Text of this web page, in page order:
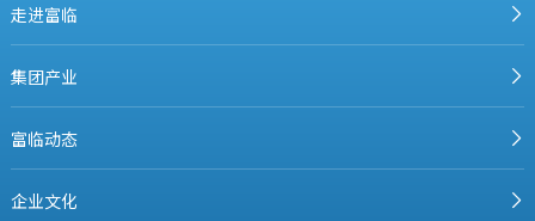
走进富临
集团产业
富临动态
企业文化